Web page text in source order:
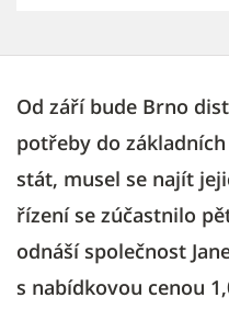
Od září bude Brno
potřeby do
stát, musel se najít
řízení se zúčastnilo
odnáší společnost
s nabídkovou cenou